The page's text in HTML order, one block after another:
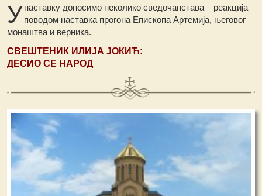
Унаставку доносимо неколико сведочанстава – реакција
поводом наставка прогона Епископа Артемија, његовог
монаштва и верника.
СВЕШТЕНИК ИЛИЈА ЈОКИЋ:
ДЕСИО СЕ НАРОД